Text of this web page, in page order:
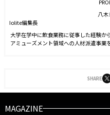
八木
Iolite編集長
大学在学中に飲食業務に従事した経験か
アミューズメント領域への人材派遣事業
SHARE
MAGAZINE